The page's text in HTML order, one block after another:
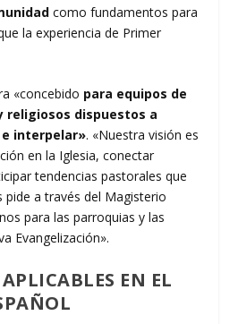
como fundamentos para
la experiencia de Primer
«concebido para equipos de
religiosos dispuestos a
interpelar». «Nuestra visión es
en la Iglesia, conectar
tendencias pastorales que
a través del Magisterio
para las parroquias y las
Evangelización».
EN EL